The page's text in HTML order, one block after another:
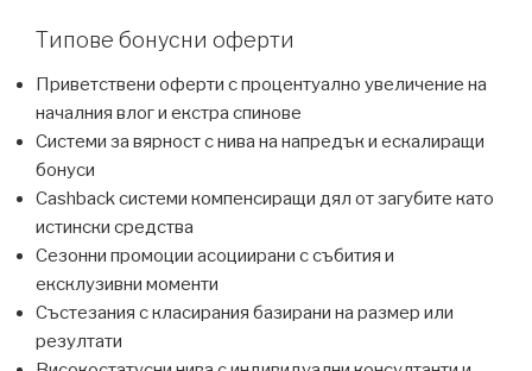
Типове бонусни оферти
Приветствени оферти с процентуално увеличение на
началния влог и екстра спинове
Системи за вярност с нива на напредък и ескалиращи
бонуси
Cashback системи компенсиращи дял от загубите като
истински средства
Сезонни промоции асоциирани с събития и
ексклузивни моменти
Състезания с класирания базирани на размер или
резултати